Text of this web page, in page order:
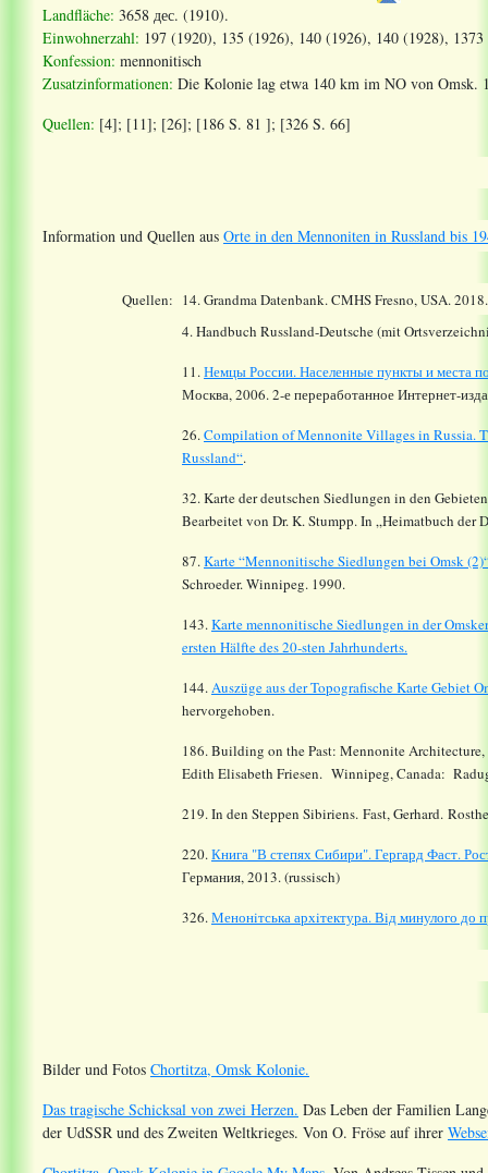
Landfläche: 3658 дес. (1910).
Einwohnerzahl: 197 (1920), 135 (1926), 140 (1926), 140 (1928),
Konfession: mennonitisch
Zusatzinformationen: Die Kolonie lag etwa 140 km im NO von Omsk.
Quellen: [4]; [11]; [26]; [186 S. 81 ]; [326 S. 66]
Information und Quellen aus Orte in den Mennoniten in Russland bis
Quellen: 14.Grandma Datenbank. CMHS Fresno, USA.
4. Handbuch Russland-Deutsche (mit
11.Немцы России. Населенные пункты и места
Москва, 2006. 2-е переработанное Интернет-
26.Compilation of Mennonite Villages in Russia.
Russland“.
32. Karte der deutschen Siedlungen in den
Bearbeitet von Dr. K. Stumpp. In „Heimatbuch der
87.Karte “Mennonitische Siedlungen bei Omsk
Schroeder. Winnipeg. 1990.
143.Karte mennonitische Siedlungen in der
ersten Hälfte des 20-sten Jahrhunderts.
144.Auszüge aus der Topografische Karte Gebiet
hervorgehoben.
186. Building on the Past: Mennonite
Edith Elisabeth Friesen. Winnipeg, Canada:
219. In den Steppen Sibiriens. Fast, Gerhard.
220.Книга "В степях Сибири". Гергард Фаст.
Германия, 2013. (russisch)
326.Менонiтська архiтектура. Вiд минулого до
Bilder und Fotos Chortitza, Omsk Kolonie.
Das tragische Schicksal von zwei Herzen. Das Leben der Familien
der UdSSR und des Zweiten Weltkrieges. Von O. Fröse auf ihrer